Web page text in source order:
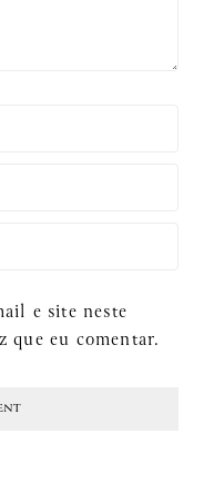
e site neste
que eu comentar.